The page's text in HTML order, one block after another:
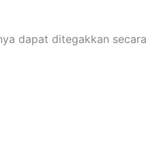
dapat ditegakkan